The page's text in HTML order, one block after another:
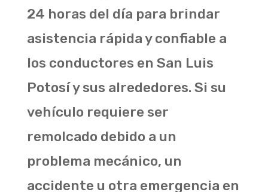
24 horas del día para brindar
asistencia rápida y confiable a
los conductores en San Luis
Potosí y sus alrededores. Si su
vehículo requiere ser
remolcado debido a un
problema mecánico, un
accidente u otra emergencia en